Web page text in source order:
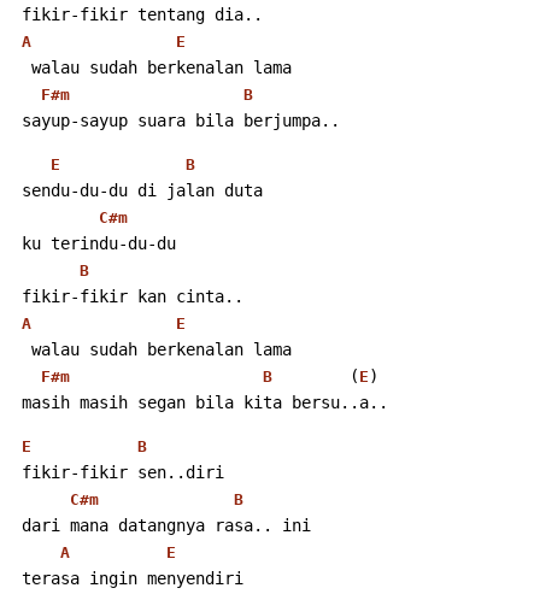
fikir-fikir tentang dia..
A E
  walau sudah berkenalan lama
F#m B
sayup-sayup suara bila berjumpa..
E B
sendu-du-du di jalan duta
C#m
ku terindu-du-du
B
fikir-fikir kan cinta..
A E
  walau sudah berkenalan lama
F#m B
        (
E )
masih masih segan bila kita bersu..a..
E B
fikir-fikir sen..diri
C#m B
dari mana datangnya rasa.. ini
A E
terasa ingin menyendiri